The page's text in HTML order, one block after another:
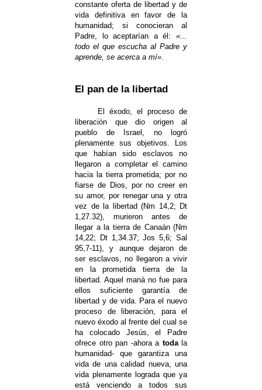
constante oferta de libertad y de
vida definitiva en favor de la
humanidad; si conocieran al
Padre, lo aceptarían a él: «...
todo el que escucha al Padre y
aprende, se acerca a mí»
El pan de la libertad
El éxodo, el proceso de
liberación que dio origen al
pueblo de Israel, no logró
plenamente sus objetivos. Los
que habían sido esclavos no
llegaron a completar el camino
hacia la tierra prometida; por no
fiarse de Dios, por no creer en
su amor, por renegar una y otra
vez de la libertad (Nm 14,2; Dt
1,27.32), murieron antes de
llegar a la tierra de Canaán (Nm
14,22; Dt 1,34.37; Jos 5,6; Sal
95,7-11), y aunque dejaron de
ser esclavos, no llegaron a vivir
en la prometida tierra de la
libertad. Aquel maná no fue para
ellos suficiente garantía de
libertad y de vida. Para el nuevo
proceso de liberación, para el
nuevo éxodo al frente del cual se
ha colocado Jesús, el Padre
ofrece otro pan -ahora a todala
humanidad- que garantiza una
vida de una calidad nueva, una
vida plenamente lograda que ya
está venciendo a todos sus